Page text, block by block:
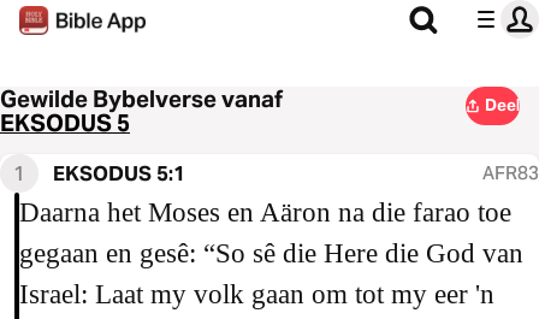
Gewilde Bybelverse vanaf
EKSODUS 5
Deel
1 EKSODUS 5:1 AFR83
Daarna het Moses en Aäron na die farao toe
gegaan en gesê: “So sê die Here die God van
Israel: Laat my volk gaan om tot my eer 'n